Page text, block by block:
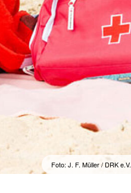
Foto: J. F. Müller / DRK e.V.